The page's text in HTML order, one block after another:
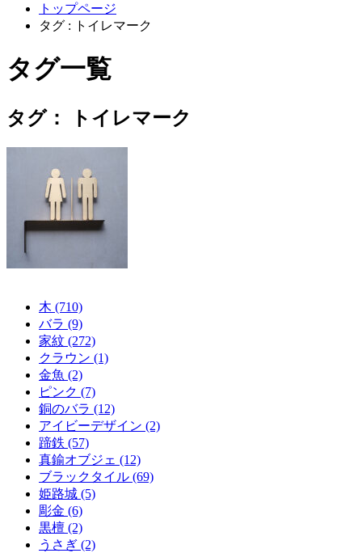
トップページ
タグ : トイレマーク
タグ一覧
タグ： トイレマーク
木 (710)
バラ (9)
家紋 (272)
クラウン (1)
金魚 (2)
ピンク (7)
銅のバラ (12)
アイビーデザイン (2)
蹄鉄 (57)
真鍮オブジェ (12)
ブラックタイル (69)
姫路城 (5)
彫金 (6)
黒檀 (2)
うさぎ (2)